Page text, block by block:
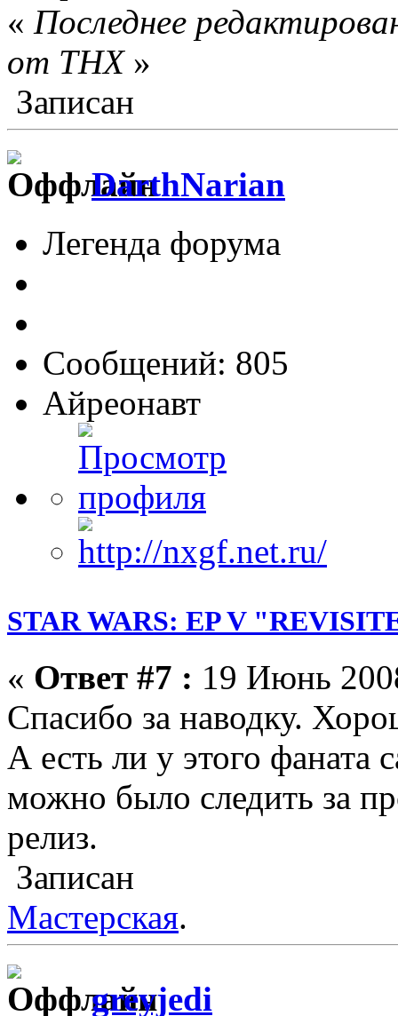
« Последнее
от THX»
Записан
DarthNarian
Легенда форума
Сообщений: 805
Айреонавт
STAR WARS: EP V
« Ответ #7 : 19 Июнь
Спасибо за наводку.
А есть ли у этого фаната
можно было следить за
релиз.
Записан
Мастерская.
greyjedi